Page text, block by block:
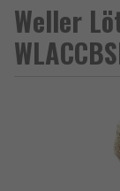
Weller